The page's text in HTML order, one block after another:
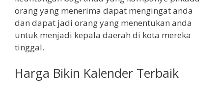
orang yang menerima dapat mengingat anda
dan dapat jadi orang yang menentukan anda
untuk menjadi kepala daerah di kota mereka
tinggal.
Harga Bikin Kalender Terbaik